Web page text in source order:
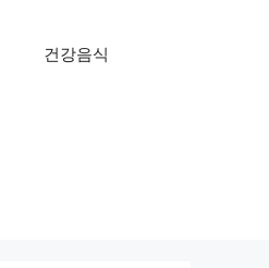
건강음식